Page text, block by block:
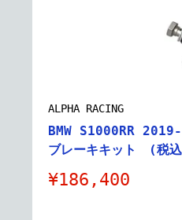
ALPHA RACING
BMW S1000RR
ブレーキキット (税込
販
¥186,400